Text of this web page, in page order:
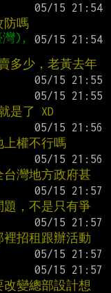
防嗎
),
多少，老黃去年
是了 XD
權不行嗎
灣地方政府甚
，不是只有爭
招租跟辦活動
變總部設計想